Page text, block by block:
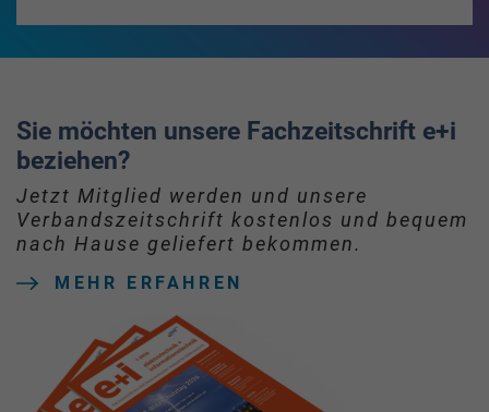
Sie möchten unsere Fachzeitschrift e+i
beziehen?
Jetzt Mitglied werden und unsere
Verbandszeitschrift kostenlos und bequem
nach Hause geliefert bekommen.
MEHR ERFAHREN